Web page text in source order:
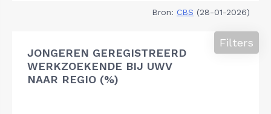
Bron: CBS (28-01-2026)
JONGEREN GEREGISTREERD
WERKZOEKENDE BIJ UWV
NAAR REGIO (%)
Filters